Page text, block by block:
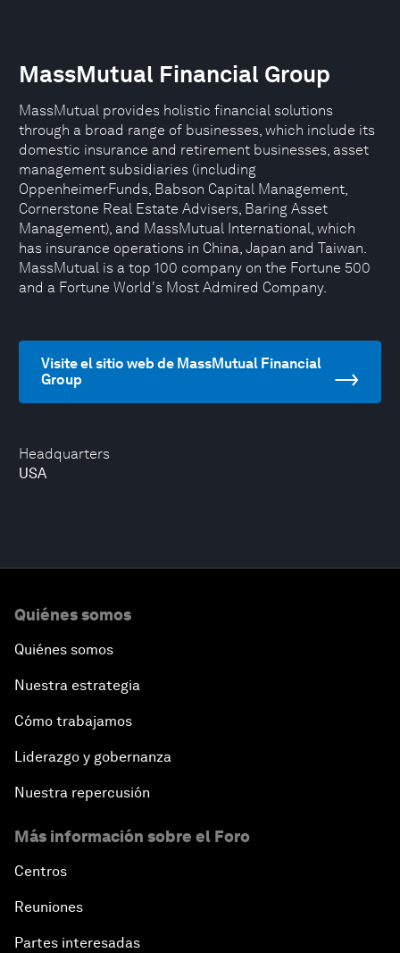
Headquarters
USA
MassMutual Financial Group
MassMutual provides holistic financial solutions
through a broad range of businesses, which include its
domestic insurance and retirement businesses, asset
management subsidiaries (including
OppenheimerFunds, Babson Capital Management,
Cornerstone Real Estate Advisers, Baring Asset
Management), and MassMutual International, which
has insurance operations in China, Japan and Taiwan.
MassMutual is a top 100 company on the Fortune 500
and a Fortune World's Most Admired Company.
Visite el sitio web de MassMutual Financial
Group
Quiénes somos
Quiénes somos
Nuestra estrategia
Cómo trabajamos
Liderazgo y gobernanza
Nuestra repercusión
Más información sobre el Foro
Centros
Reuniones
Partes interesadas